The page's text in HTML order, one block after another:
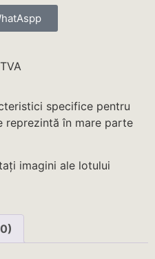
specifice pentru
reprezintă în mare parte
imagini ale lotului